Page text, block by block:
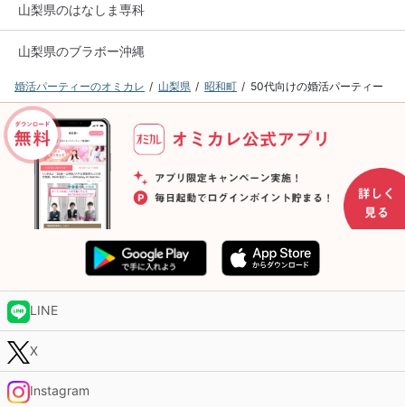
山梨県のはなしま専科
山梨県のブラボー沖縄
婚活パーティーのオミカレ 山梨県 昭和町 50代向けの婚活パーティー
LINE
X
Instagram